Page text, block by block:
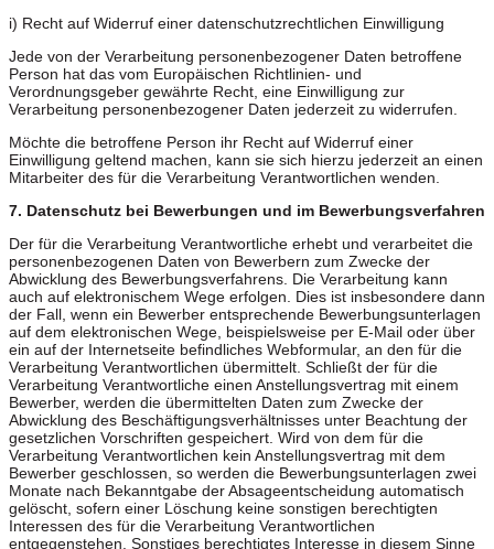
i) Recht auf Widerruf einer datenschutzrechtlichen Einwilligung
Jede von der Verarbeitung personenbezogener Daten betroffene
Person hat das vom Europäischen Richtlinien- und
Verordnungsgeber gewährte Recht, eine Einwilligung zur
Verarbeitung personenbezogener Daten jederzeit zu widerrufen.
Möchte die betroffene Person ihr Recht auf Widerruf einer
Einwilligung geltend machen, kann sie sich hierzu jederzeit an einen
Mitarbeiter des für die Verarbeitung Verantwortlichen wenden.
7. Datenschutz bei Bewerbungen und im Bewerbungsverfahren
Der für die Verarbeitung Verantwortliche erhebt und verarbeitet die
personenbezogenen Daten von Bewerbern zum Zwecke der
Abwicklung des Bewerbungsverfahrens. Die Verarbeitung kann
auch auf elektronischem Wege erfolgen. Dies ist insbesondere dann
der Fall, wenn ein Bewerber entsprechende Bewerbungsunterlagen
auf dem elektronischen Wege, beispielsweise per E-Mail oder über
ein auf der Internetseite befindliches Webformular, an den für die
Verarbeitung Verantwortlichen übermittelt. Schließt der für die
Verarbeitung Verantwortliche einen Anstellungsvertrag mit einem
Bewerber, werden die übermittelten Daten zum Zwecke der
Abwicklung des Beschäftigungsverhältnisses unter Beachtung der
gesetzlichen Vorschriften gespeichert. Wird von dem für die
Verarbeitung Verantwortlichen kein Anstellungsvertrag mit dem
Bewerber geschlossen, so werden die Bewerbungsunterlagen zwei
Monate nach Bekanntgabe der Absageentscheidung automatisch
gelöscht, sofern einer Löschung keine sonstigen berechtigten
Interessen des für die Verarbeitung Verantwortlichen
entgegenstehen. Sonstiges berechtigtes Interesse in diesem Sinne